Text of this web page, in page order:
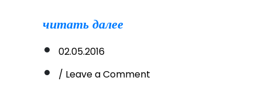
читать далее
02.05.2016
/ Leave a CommentБлагодатный